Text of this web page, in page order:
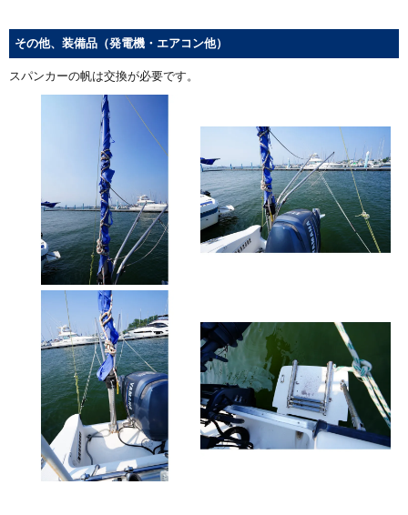
その他、装備品（発電機・エアコン他）
スパンカーの帆は交換が必要です。